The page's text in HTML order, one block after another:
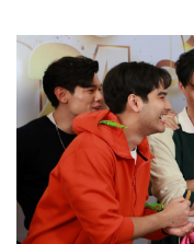
ศักยภาพและครูสอนการ
สุคนธ์ กองเกตุ, ครูลูกแ
โปะ ภูรินทร์ ร่วมกันส่ง